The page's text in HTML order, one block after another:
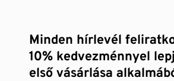
Minden hírlevél
10% kedvezménnyel
első vásárlása